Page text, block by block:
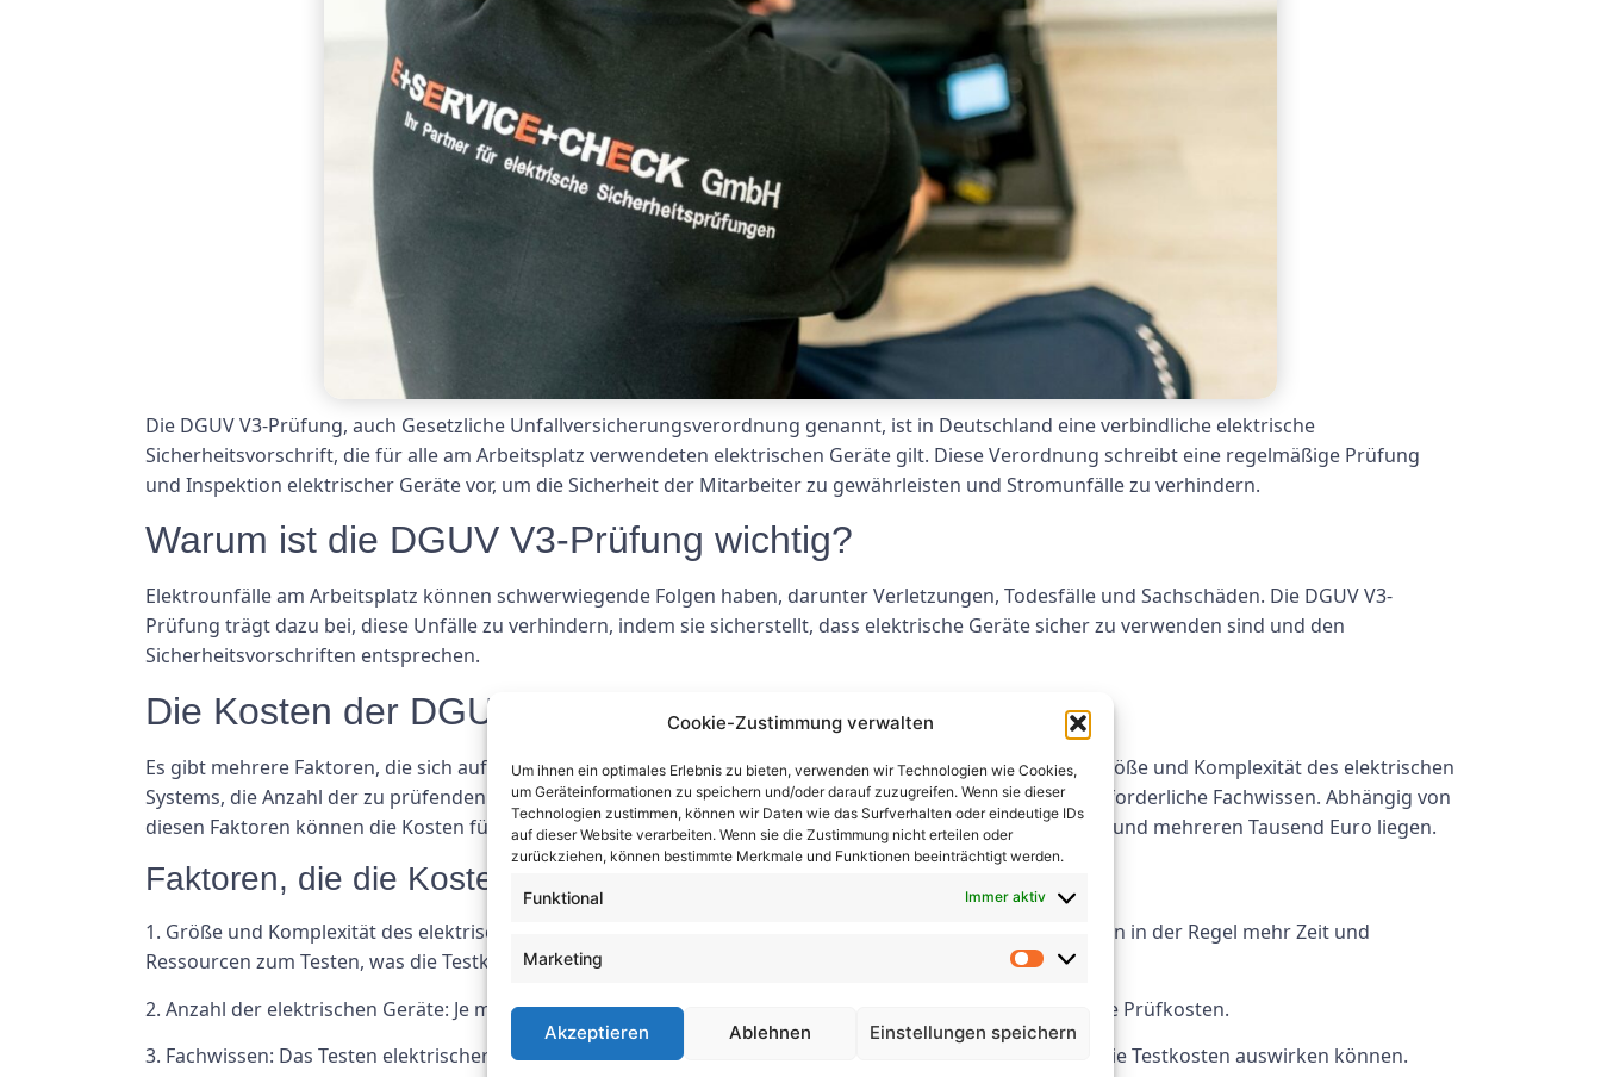
Cookie-Zustimmung verwalten
Um ihnen ein optimales Erlebnis zu bieten, verwenden wir Technologien wie Cookies,
um Geräteinformationen zu speichern und/oder darauf zuzugreifen. Wenn sie dieser
Technologien zustimmen, können wir Daten wie das Surfverhalten oder eindeutige IDs
auf dieser Website verarbeiten. Wenn sie die Zustimmung nicht erteilen oder
zurückziehen, können bestimmte Merkmale und Funktionen beeinträchtigt werden.
Funktional Immer aktiv
Marketing
Akzeptieren Ablehnen Einstellungen speichern
Die DGUV V3-Prüfung, auch Gesetzliche Unfallversicherungsverordnung genannt, ist in Deutschland eine verbindliche elektrische
Sicherheitsvorschrift, die für alle am Arbeitsplatz verwendeten elektrischen Geräte gilt. Diese Verordnung schreibt eine regelmäßige Prüfung
und Inspektion elektrischer Geräte vor, um die Sicherheit der Mitarbeiter zu gewährleisten und Stromunfälle zu verhindern.
Warum ist die DGUV V3-Prüfung wichtig?
Elektrounfälle am Arbeitsplatz können schwerwiegende Folgen haben, darunter Verletzungen, Todesfälle und Sachschäden. Die DGUV V3-
Prüfung trägt dazu bei, diese Unfälle zu verhindern, indem sie sicherstellt, dass elektrische Geräte sicher zu verwenden sind und den
Sicherheitsvorschriften entsprechen.
Die Kosten der DGUV V3-Prüfung verstehen
Es gibt mehrere Faktoren, die sich auf die Kosten der DGUV V3-Prüfung auswirken können, darunter die Größe und Komplexität des elektrischen
Systems, die Anzahl der zu prüfenden elektrischen Geräte und das für die Durchführung der Prüfungen erforderliche Fachwissen. Abhängig von
diesen Faktoren können die Kosten für eine DGUV V3-Prüfung in der Regel zwischen einigen Hundert Euro und mehreren Tausend Euro liegen.
Faktoren, die die Kosten der DGUV V3-Prüfung beeinflussen
1. Größe und Komplexität des elektrischen Systems: Größere und komplexere elektrische Systeme erfordern in der Regel mehr Zeit und
Ressourcen zum Testen, was die Testkosten erhöhen kann.
2. Anzahl der elektrischen Geräte: Je mehr elektrische Geräte getestet werden müssen, desto höher sind die Prüfkosten.
3. Fachwissen: Das Testen elektrischer Geräte erfordert spezielle Kenntnisse und Fähigkeiten, die sich auf die Testkosten auswirken können.